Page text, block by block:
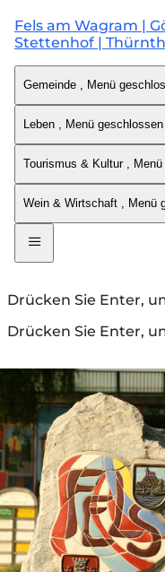
Fels am Wagram |
Stettenhof |
Gemeinde , Menü
Leben , Menü geschlossen
Tourismus & Kultur ,
Wein & Wirtschaft , Menü
Drücken Sie Enter,
Drücken Sie Enter,